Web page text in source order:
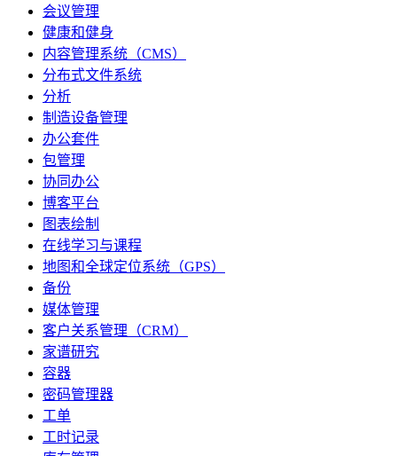
会议管理
健康和健身
内容管理系统（CMS）
分布式文件系统
分析
制造设备管理
办公套件
包管理
协同办公
博客平台
图表绘制
在线学习与课程
地图和全球定位系统（GPS）
备份
媒体管理
客户关系管理（CRM）
家谱研究
容器
密码管理器
工单
工时记录